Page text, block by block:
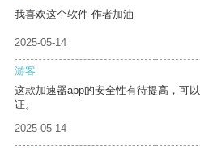
我喜欢这个软件 作者加油
2025-05-14
游客
这款加速器app的安全性有待提高，可
证。
2025-05-14